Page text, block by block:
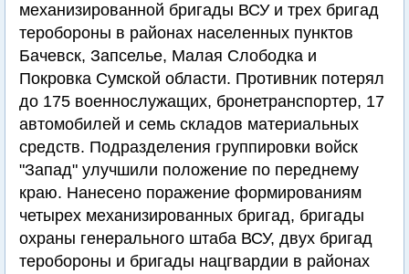
механизированной бригады ВСУ и трех бригад
теробороны в районах населенных пунктов
Бачевск, Запселье, Малая Слободка и
Покровка Сумской области. Противник потерял
до 175 военнослужащих, бронетранспортер, 17
автомобилей и семь складов материальных
средств. Подразделения группировки войск
"Запад" улучшили положение по переднему
краю. Нанесено поражение формированиям
четырех механизированных бригад, бригады
охраны генерального штаба ВСУ, двух бригад
теробороны и бригады нацгвардии в районах